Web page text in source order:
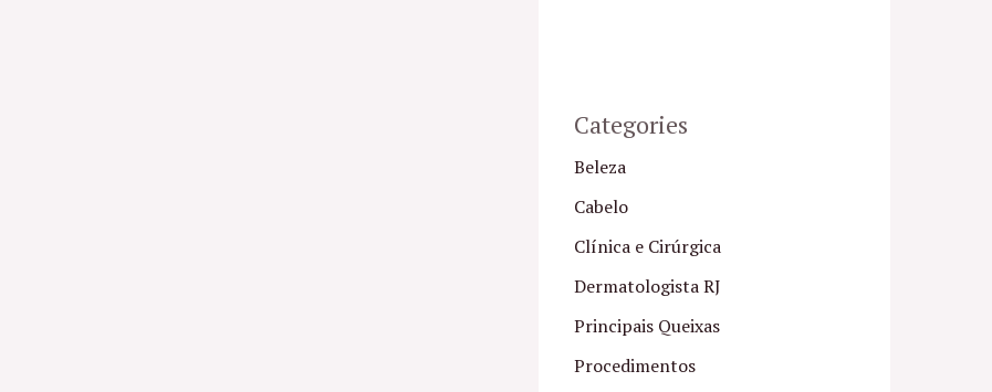
Categories
Beleza
Cabelo
Clínica e Cirúrgica
Dermatologista RJ
Principais Queixas
Procedimentos